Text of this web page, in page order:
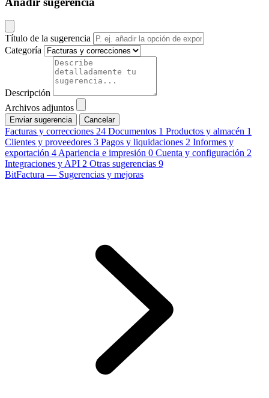
Título de la sugerencia
Categoría
Descripción
Archivos adjuntos
Cancelar
Facturas y correcciones 24 Documentos 1 Productos y almacén 1
Clientes y proveedores 3 Pagos y liquidaciones 2 Informes y
exportación 4 Apariencia e impresión 0 Cuenta y configuración 2
Integraciones y API 2 Otras sugerencias 9
BitFactura — Sugerencias y mejoras